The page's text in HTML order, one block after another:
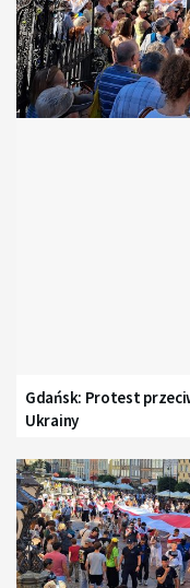
Gdańsk: Protest
Ukrainy